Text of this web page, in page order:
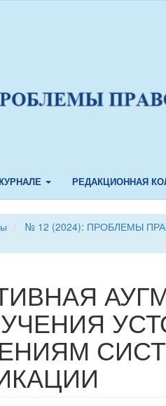
РЕДАКЦИОННАЯ
№ 12 (2024): ПРОБЛЕМЫ